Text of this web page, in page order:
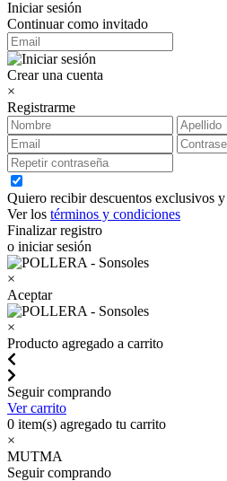
Iniciar sesión
Continuar como invitado
Crear una cuenta
×
Registrarme
Quiero recibir descuentos exclusivos
Ver los términos y condiciones
Finalizar registro
o iniciar sesión
×
Aceptar
×
Producto agregado a carrito
Seguir comprando
Ver carrito
0 item(s) agregado tu carrito
×
MUTMA
Seguir comprando